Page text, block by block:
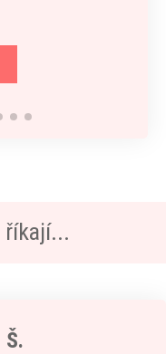
říkají...
Š.